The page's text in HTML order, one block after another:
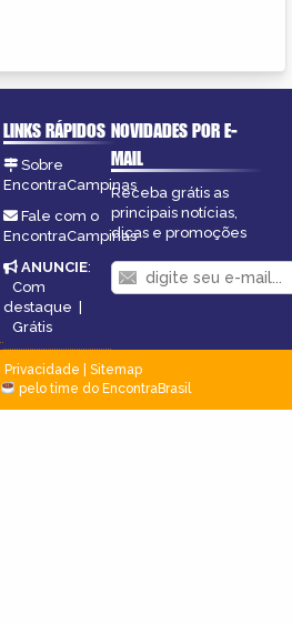
LINKS RÁPIDOS
Sobre
EncontraCampinas
Fale com o
EncontraCampinas
ANUNCIE:
Com
destaque |
Grátis
NOVIDADES POR E-
MAIL
Receba grátis as
principais notícias,
dicas e promoções
Privacidade
Sitemap
pelo time do EncontraBrasil